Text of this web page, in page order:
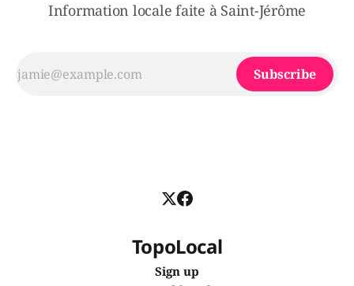
Information locale faite à Saint-Jérôme
Subscribe
TopoLocal
Sign up